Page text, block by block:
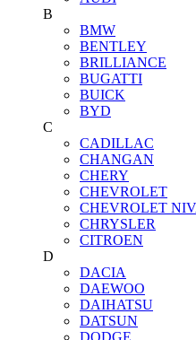
B
BMW
BENTLEY
BRILLIANCE
BUGATTI
BUICK
BYD
C
CADILLAC
CHANGAN
CHERY
CHEVROLET
CHEVROLET
CHRYSLER
CITROEN
D
DACIA
DAEWOO
DAIHATSU
DATSUN
DODGE